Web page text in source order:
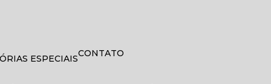
ESPECIAIS CONTATO